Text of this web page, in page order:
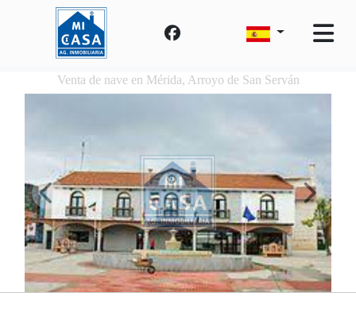
Venta de nave en Mérida, Arroyo de San Serván